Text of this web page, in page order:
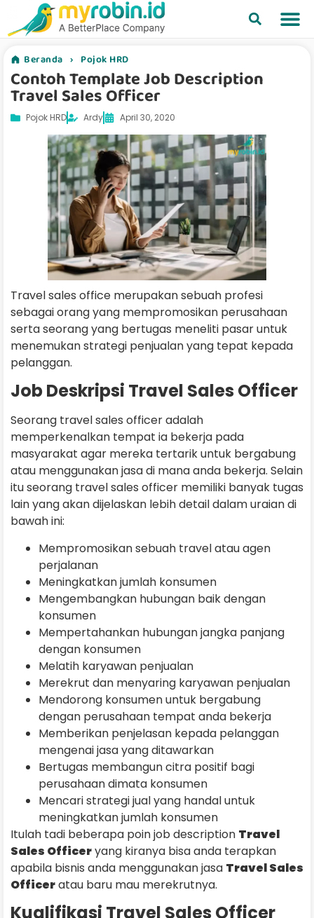
Beranda › Pojok HRD
Contoh Template Job Description
Travel Sales Officer
Pojok HRD Ardy April 30, 2020
Travel sales office merupakan sebuah profesi
sebagai orang yang mempromosikan perusahaan
serta seorang yang bertugas meneliti pasar untuk
menemukan strategi penjualan yang tepat kepada
pelanggan.
Job Deskripsi Travel Sales Officer
Seorang travel sales officer adalah
memperkenalkan tempat ia bekerja pada
masyarakat agar mereka tertarik untuk bergabung
atau menggunakan jasa di mana anda bekerja. Selain
itu seorang travel sales officer memiliki banyak tugas
lain yang akan dijelaskan lebih detail dalam uraian di
bawah ini:
Mempromosikan sebuah travel atau agen
perjalanan
Meningkatkan jumlah konsumen
Mengembangkan hubungan baik dengan
konsumen
Mempertahankan hubungan jangka panjang
dengan konsumen
Melatih karyawan penjualan
Merekrut dan menyaring karyawan penjualan
Mendorong konsumen untuk bergabung
dengan perusahaan tempat anda bekerja
Memberikan penjelasan kepada pelanggan
mengenai jasa yang ditawarkan
Bertugas membangun citra positif bagi
perusahaan dimata konsumen
Mencari strategi jual yang handal untuk
meningkatkan jumlah konsumen
Itulah tadi beberapa poin job description Travel
Sales Officeryang kiranya bisa anda terapkan
apabila bisnis anda menggunakan jasa Travel Sales
Officeratau baru mau merekrutnya.
Kualifikasi Travel Sales Officer